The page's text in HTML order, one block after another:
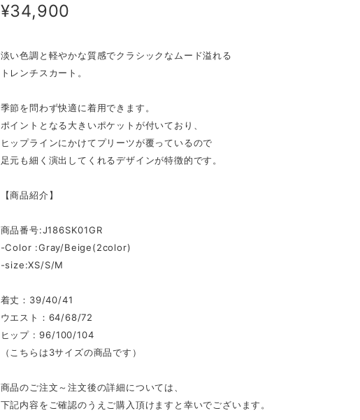
¥34,900
淡い色調と軽やかな質感でクラシックなムード溢れる
トレンチスカート。
季節を問わず快適に着用できます。
ポイントとなる大きいポケットが付いており、
ヒップラインにかけてプリーツが覆っているので
足元も細く演出してくれるデザインが特徴的です。
【商品紹介】
商品番号:J186SK01GR
-Color :Gray/Beige(2color)
-size:XS/S/M
着丈：39/40/41
ウエスト：64/68/72
ヒップ : 96/100/104
（こちらは3サイズの商品です）
商品のご注文～注文後の詳細については、
下記内容をご確認のうえご購入頂けますと幸いでございます。